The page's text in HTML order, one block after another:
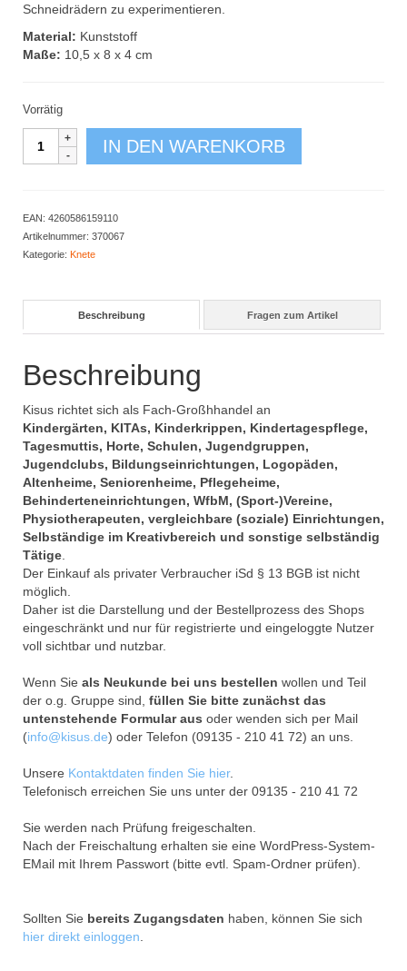
Schneidrädern zu experimentieren.
Material: Kunststoff
Maße: 10,5 x 8 x 4 cm
Vorrätig
Grip
IN DEN WARENKORB
EAN: 4260586159110
Artikelnummer: 370067
Kategorie: Knete
Beschreibung Fragen zum Artikel
Beschreibung
Kisus richtet sich als Fach-Großhhandel an
Kindergärten, KITAs, Kinderkrippen, Kindertagespflege,
Tagesmuttis, Horte, Schulen, Jugendgruppen,
Jugendclubs, Bildungseinrichtungen, Logopäden,
Altenheime, Seniorenheime, Pflegeheime,
Behinderteneinrichtungen, WfbM, (Sport-)Vereine,
Physiotherapeuten, vergleichbare (soziale) Einrichtungen,
Selbständige im Kreativbereich und sonstige selbständig
Tätige.
Der Einkauf als privater Verbraucher iSd § 13 BGB ist nicht
möglich.
Daher ist die Darstellung und der Bestellprozess des Shops
eingeschränkt und nur für registrierte und eingeloggte Nutzer
voll sichtbar und nutzbar.
Wenn Sie als Neukunde bei uns bestellen wollen und Teil
der o.g. Gruppe sind, füllen Sie bitte zunächst das
untenstehende Formular aus oder wenden sich per Mail
(info@kisus.de) oder Telefon (09135 - 210 41 72) an uns.
Unsere Kontaktdaten finden Sie hier.
Telefonisch erreichen Sie uns unter der 09135 - 210 41 72
Sie werden nach Prüfung freigeschalten.
Nach der Freischaltung erhalten sie eine WordPress-System-
EMail mit Ihrem Passwort (bitte evtl. Spam-Ordner prüfen).
Sollten Sie bereits Zugangsdaten haben, können Sie sich
hier direkt einloggen.